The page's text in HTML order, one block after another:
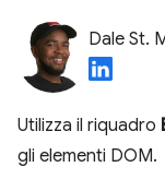
Dale St.
Utilizza il riquadro
gli elementi DOM.